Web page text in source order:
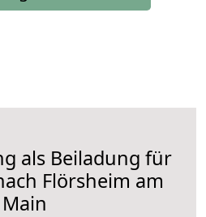
als Beiladung für
Flörsheim am
Main